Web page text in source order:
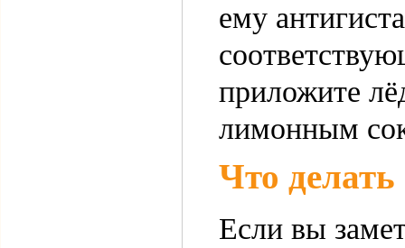
ему
приложите
лимонным
Что
Если вы